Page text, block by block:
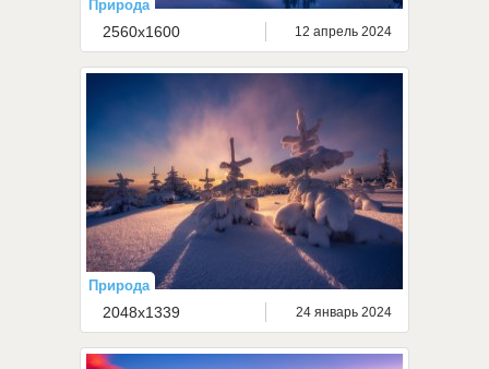
Природа
2560x1600 12 апрель 2024
Природа
2048x1339 24 январь 2024